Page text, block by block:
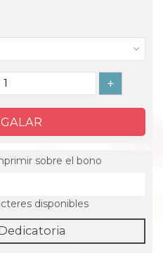
+
sobre el bono
disponibles